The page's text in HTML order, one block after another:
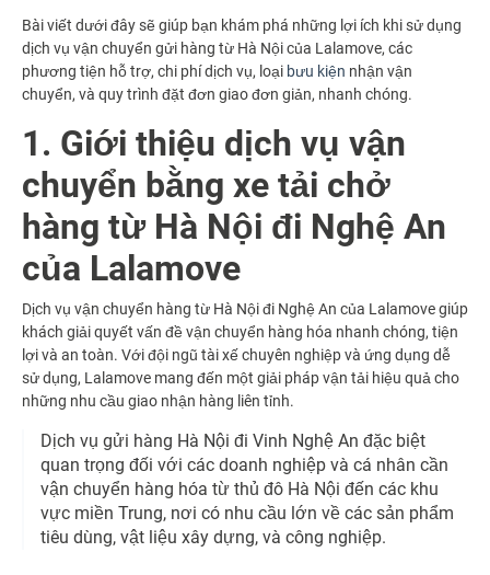
Bài viết dưới đây sẽ giúp bạn khám phá những lợi ích khi sử dụng
dịch vụ vận chuyển gửi hàng từ Hà Nội của Lalamove, các
phương tiện hỗ trợ, chi phí dịch vụ, loại bưu kiện nhận vận
chuyển, và quy trình đặt đơn giao đơn giản, nhanh chóng.
1. Giới thiệu dịch vụ vận
chuyển bằng xe tải chở
hàng từ Hà Nội đi Nghệ An
của Lalamove
Dịch vụ vận chuyển hàng từ Hà Nội đi Nghệ An của Lalamove giúp
khách giải quyết vấn đề vận chuyển hàng hóa nhanh chóng, tiện
lợi và an toàn. Với đội ngũ tài xế chuyên nghiệp và ứng dụng dễ
sử dụng, Lalamove mang đến một giải pháp vận tải hiệu quả cho
những nhu cầu giao nhận hàng liên tỉnh.
Dịch vụ gửi hàng Hà Nội đi Vinh Nghệ An đặc biệt
quan trọng đối với các doanh nghiệp và cá nhân cần
vận chuyển hàng hóa từ thủ đô Hà Nội đến các khu
vực miền Trung, nơi có nhu cầu lớn về các sản phẩm
tiêu dùng, vật liệu xây dựng, và công nghiệp.